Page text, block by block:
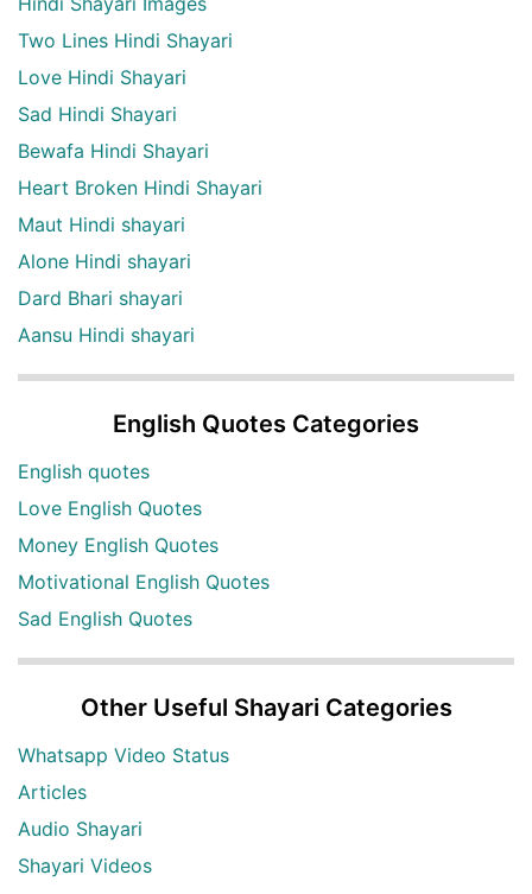
Two Lines Hindi Shayari
Love Hindi Shayari
Sad Hindi Shayari
Bewafa Hindi Shayari
Heart Broken Hindi Shayari
Maut Hindi shayari
Alone Hindi shayari
Dard Bhari shayari
Aansu Hindi shayari
English Quotes Categories
English quotes
Love English Quotes
Money English Quotes
Motivational English Quotes
Sad English Quotes
Other Useful Shayari Categories
Whatsapp Video Status
Articles
Audio Shayari
Shayari Videos